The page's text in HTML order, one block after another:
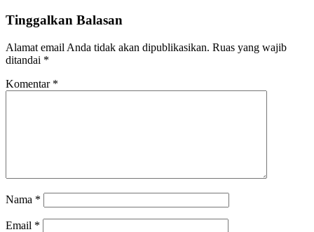
Tinggalkan Balasan
Alamat email Anda tidak akan dipublikasikan. Ruas yang wajib
ditandai *
Komentar *
Nama *
Email *